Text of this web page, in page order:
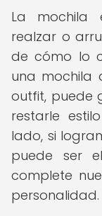
La mochila
realzar o
de cómo lo
una mochila
outfit, puede
restarle
lado, si
puede ser
complete
personalidad.